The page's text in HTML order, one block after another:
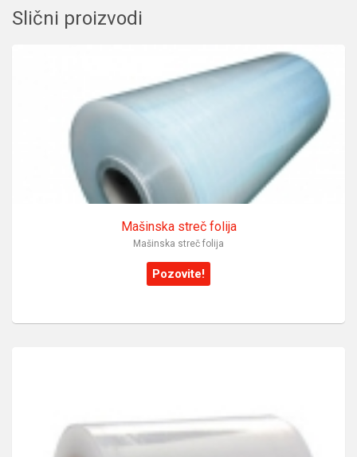
Slični proizvodi
Mašinska streč folija
Mašinska streč folija
Pozovite!